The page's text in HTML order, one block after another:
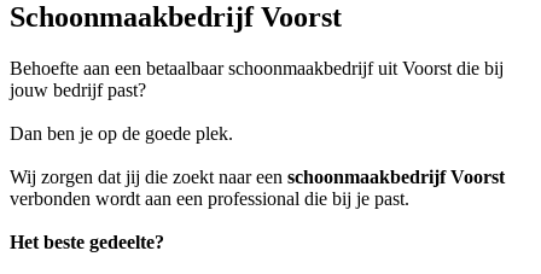
Schoonmaakbedrijf Voorst
Behoefte aan een betaalbaar schoonmaakbedrijf uit Voorst die bij
jouw bedrijf past?
Dan ben je op de goede plek.
Wij zorgen dat jij die zoekt naar een schoonmaakbedrijf Voorst
verbonden wordt aan een professional die bij je past.
Het beste gedeelte?